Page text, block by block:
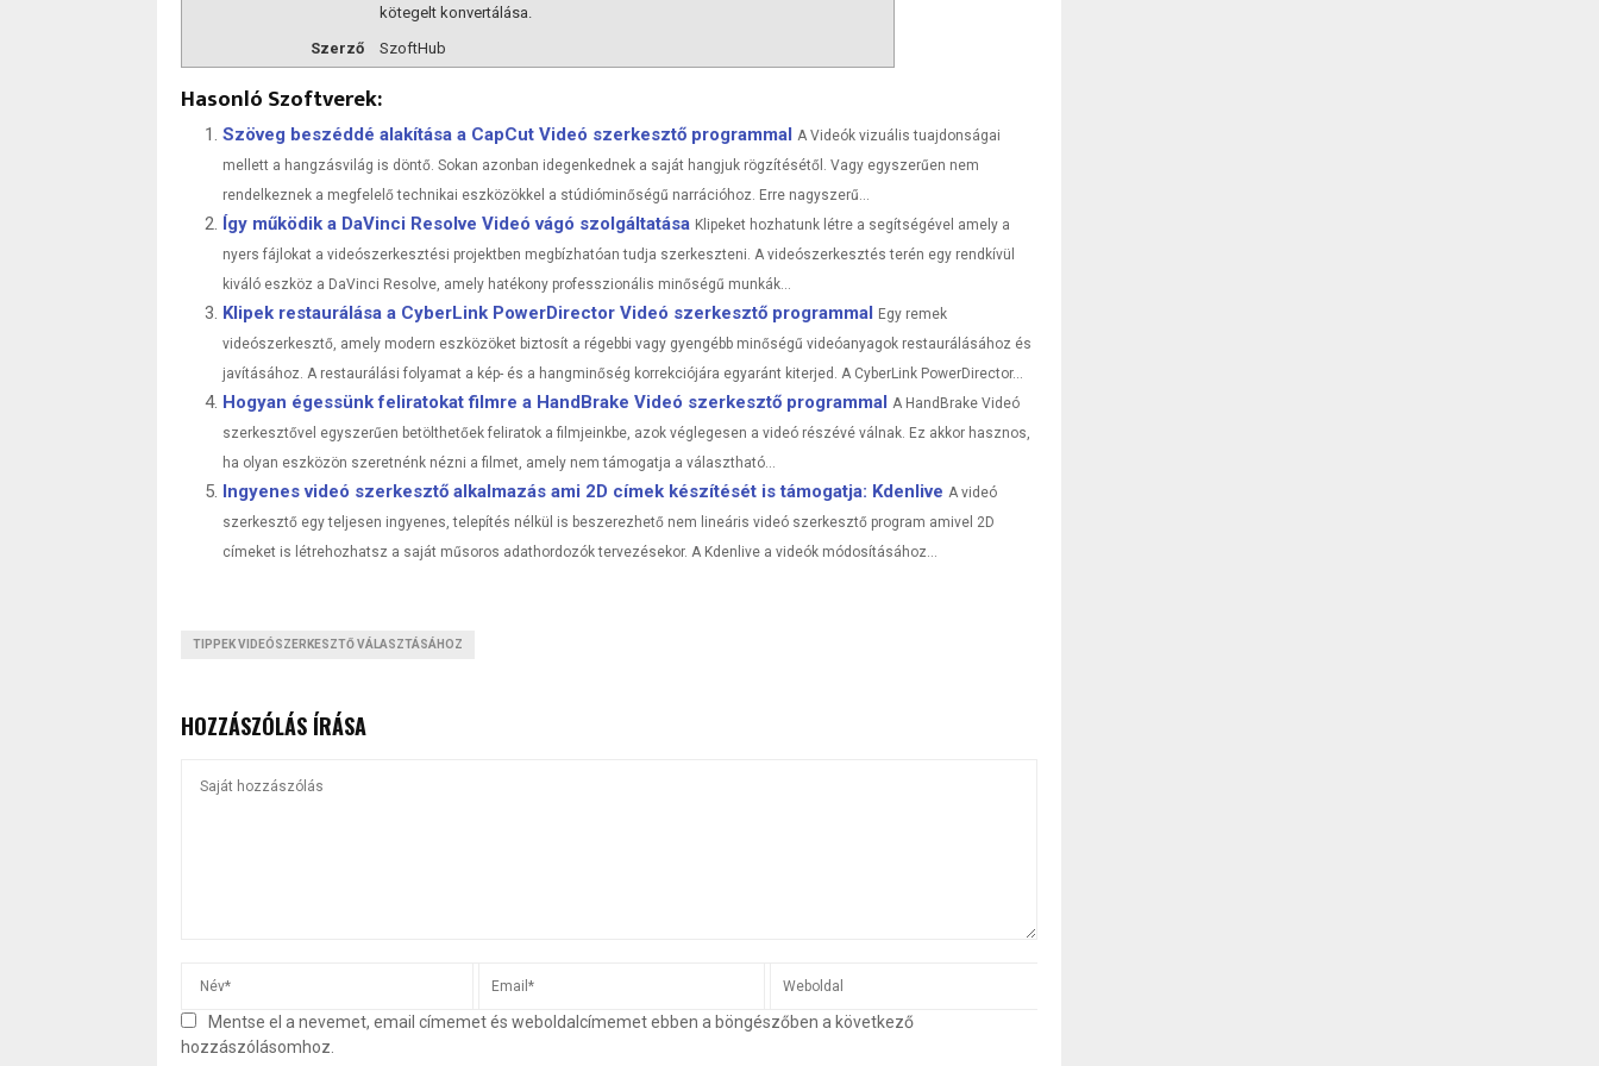
kötegelt konvertálása.
Szerző
SzoftHub
Hasonló Szoftverek:
Szöveg beszéddé alakítása a CapCut Videó szerkesztő programmal A Videók vizuális tuajdonságai
mellett a hangzásvilág is döntő. Sokan azonban idegenkednek a saját hangjuk rögzítésétől. Vagy egyszerűen nem
rendelkeznek a megfelelő technikai eszközökkel a stúdióminőségű narrációhoz. Erre nagyszerű...
Így működik a DaVinci Resolve Videó vágó szolgáltatása Klipeket hozhatunk létre a segítségével amely a
nyers fájlokat a videószerkesztési projektben megbízhatóan tudja szerkeszteni. A videószerkesztés terén egy rendkívül
kiváló eszköz a DaVinci Resolve, amely hatékony professzionális minőségű munkák...
Klipek restaurálása a CyberLink PowerDirector Videó szerkesztő programmal Egy remek
videószerkesztő, amely modern eszközöket biztosít a régebbi vagy gyengébb minőségű videóanyagok restaurálásához és
javításához. A restaurálási folyamat a kép- és a hangminőség korrekciójára egyaránt kiterjed. A CyberLink PowerDirector...
Hogyan égessünk feliratokat filmre a HandBrake Videó szerkesztő programmal A HandBrake Videó
szerkesztővel egyszerűen betölthetőek feliratok a filmjeinkbe, azok véglegesen a videó részévé válnak. Ez akkor hasznos,
ha olyan eszközön szeretnénk nézni a filmet, amely nem támogatja a választható...
Ingyenes videó szerkesztő alkalmazás ami 2D címek készítését is támogatja: Kdenlive A videó
szerkesztő egy teljesen ingyenes, telepítés nélkül is beszerezhető nem lineáris videó szerkesztő program amivel 2D
címeket is létrehozhatsz a saját műsoros adathordozók tervezésekor. A Kdenlive a videók módosításához...
TIPPEK VIDEÓSZERKESZTŐ VÁLASZTÁSÁHOZ
HOZZÁSZÓLÁS ÍRÁSA
Mentse el a nevemet, email címemet és weboldalcímemet ebben a böngészőben a következő
hozzászólásomhoz.